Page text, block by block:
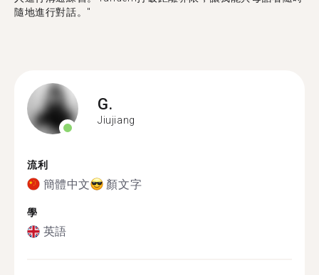
隨地進行對話。"
G.
Jiujiang
流利
簡體中文 顏文字
學
英語